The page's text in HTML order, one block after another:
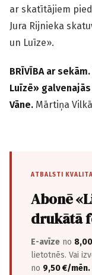
ar skatītājiem
Jura Rijnieka
un Luīze».
BRĪVĪBA ar
Luīzē»
Vāne. Mārtiņa
ATBALSTI
Abonē
drukātā
E-avīze no
lietotnēs. Vai
no 9,50 €/mēn.